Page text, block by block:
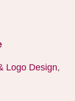
Logo Design,